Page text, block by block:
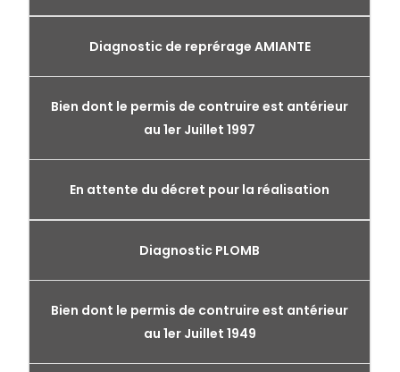
Diagnostic de reprérage AMIANTE
Bien dont le permis de contruire est antérieur
au 1er Juillet 1997
En attente du décret pour la réalisation
Diagnostic PLOMB
Bien dont le permis de contruire est antérieur
au 1er Juillet 1949